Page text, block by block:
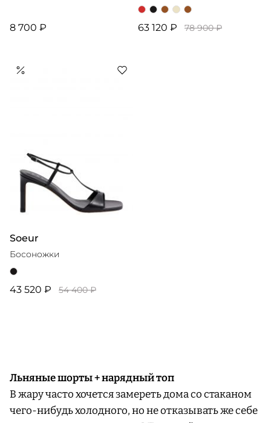
8 700 ₽ 63 120 ₽ 78 900 ₽
Soeur
Босоножки
43 520 ₽ 54 400 ₽
Льняные шорты + нарядный топ
В жару часто хочется замереть дома со стаканом
чего-нибудь холодного, но не отказывать же себе